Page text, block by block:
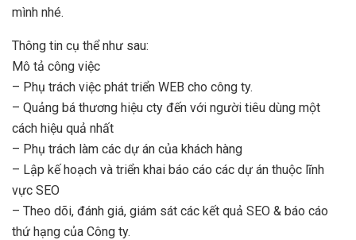
mình nhé.
Thông tin cụ thể như sau:
Mô tả công việc
– Phụ trách việc phát triển WEB cho công ty.
– Quảng bá thương hiệu cty đến với người tiêu dùng một
cách hiệu quả nhất
– Phụ trách làm các dự án của khách hàng
– Lập kế hoạch và triển khai báo cáo các dự án thuộc lĩnh
vực SEO
– Theo dõi, đánh giá, giám sát các kết quả SEO & báo cáo
thứ hạng của Công ty.